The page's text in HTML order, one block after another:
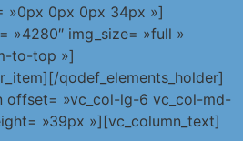
»0px 0px 0px 34px »]
»4280″ img_size= »full »
to-top »]
qodef_elements_holder]
offset= »vc_col-lg-6 vc_col-md-
»39px »][vc_column_text]